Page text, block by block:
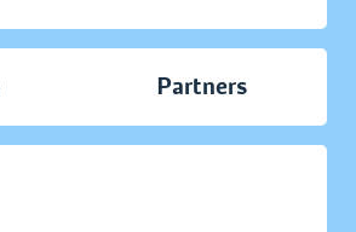
Partners